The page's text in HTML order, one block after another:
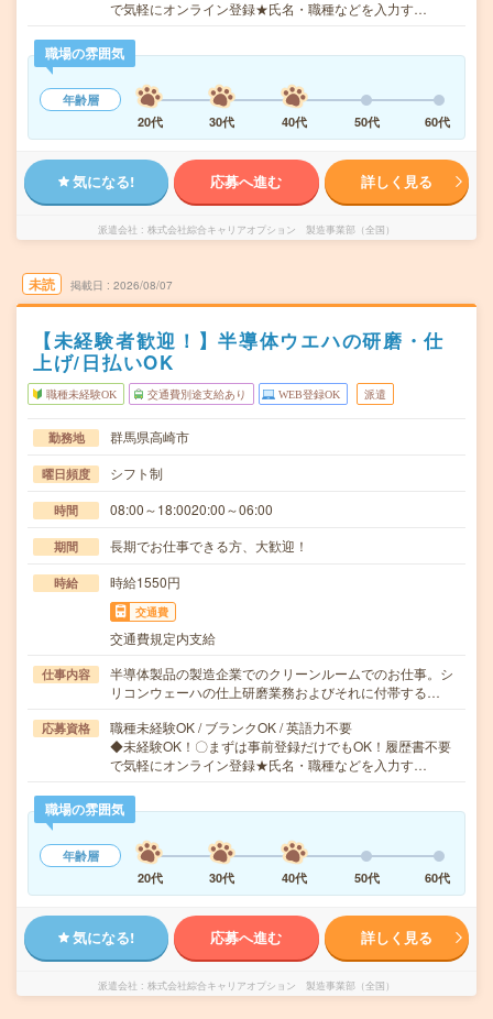
で気軽にオンライン登録★氏名・職種などを入力す…
職場の雰囲気
年齢層
20代
30代 40代 50代 60代
気になる! 応募へ進む 詳しく見る
派遣会社 株式会社綜合キャリアオプション 製造事業部（全国）
未読 掲載日 2026/08/07
【未経験者歓迎！】半導体ウエハの研磨・仕
上げ/日払いOK
職種未経験OK 交通費別途支給あり WEB登録OK 派遣
勤務地 群馬県高崎市
曜日頻度 シフト制
時間 08:00～18:0020:00～06:00
期間 長期でお仕事できる方、大歓迎！
時給 時給1550円
交通費
交通費規定内支給
仕事内容
半導体製品の製造企業でのクリーンルームでのお仕事。シ
リコンウェーハの仕上研磨業務およびそれに付帯する…
応募資格
職種未経験OK / ブランクOK / 英語力不要
◆未経験OK！〇まずは事前登録だけでもOK！履歴書不要
で気軽にオンライン登録★氏名・職種などを入力す…
職場の雰囲気
年齢層
20代
30代 40代 50代 60代
気になる! 応募へ進む 詳しく見る
派遣会社 株式会社綜合キャリアオプション 製造事業部（全国）